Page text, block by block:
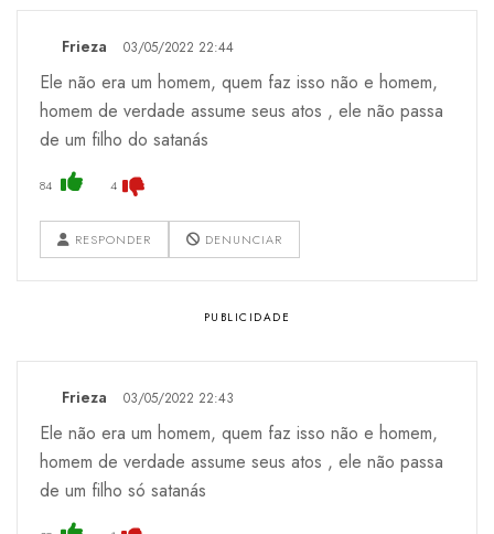
Frieza 03/05/2022 22:44
Ele não era um homem, quem faz isso não e homem,
homem de verdade assume seus atos , ele não passa
de um filho do satanás
84 4
RESPONDER DENUNCIAR
Frieza 03/05/2022 22:43
Ele não era um homem, quem faz isso não e homem,
homem de verdade assume seus atos , ele não passa
de um filho só satanás